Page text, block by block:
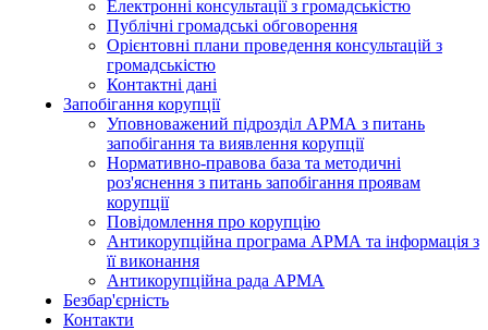
Електронні консультації з громадськістю
Публічні громадські обговорення
Орієнтовні плани проведення консультацій з
громадськістю
Контактні дані
Запобігання корупції
Уповноважений підрозділ АРМА з питань
запобігання та виявлення корупції
Нормативно-правова база та методичні
роз'яснення з питань запобігання проявам
корупції
Повідомлення про корупцію
Антикорупційна програма АРМА та інформація з
її виконання
Антикорупційна рада АРМА
Безбар'єрність
Контакти